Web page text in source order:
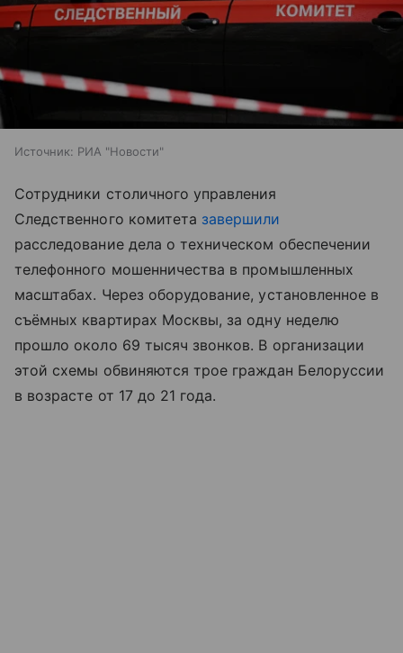
Источник: РИА "Новости"
Сотрудники столичного управления
Следственного комитета завершили
расследование дела о техническом обеспечении
телефонного мошенничества в промышленных
масштабах. Через оборудование, установленное в
съёмных квартирах Москвы, за одну неделю
прошло около 69 тысяч звонков. В организации
этой схемы обвиняются трое граждан Белоруссии
в возрасте от 17 до 21 года.